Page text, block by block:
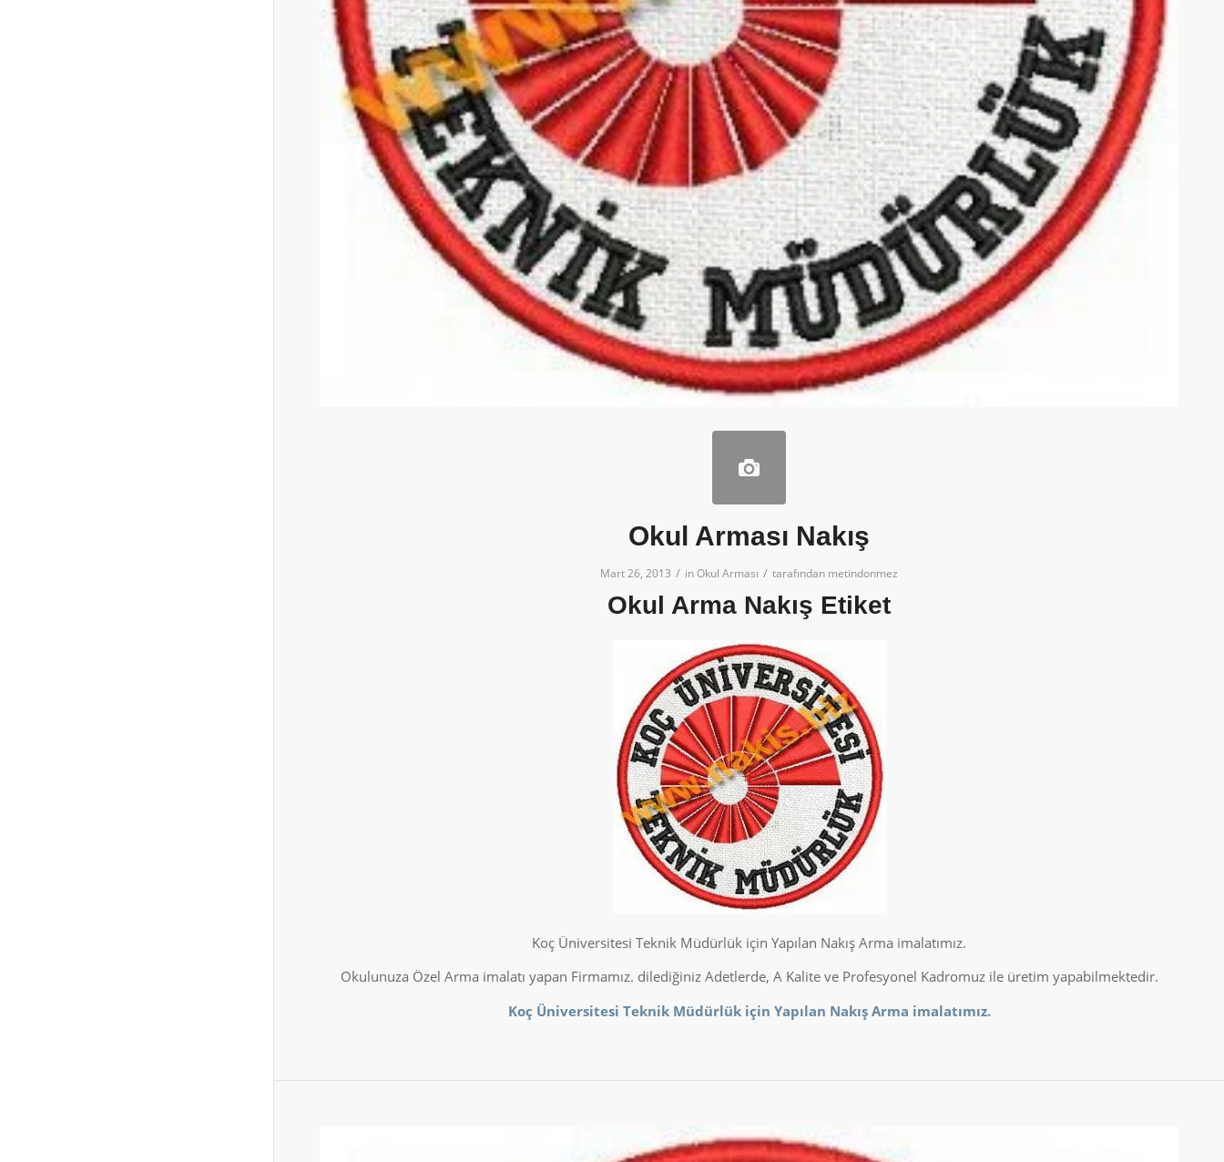
Okul Arması Nakış
Mart 26, 2013 / inOkul Arması / tarafından metindonmez
Okul Arma Nakış Etiket
Koç Üniversitesi Teknik Müdürlük için Yapılan Nakış Arma imalatımız.
Okulunuza Özel Arma imalatı yapan Firmamız. dilediğiniz Adetlerde, A Kalite ve Profesyonel Kadromuz ile üretim yapabilmektedir.
Koç Üniversitesi Teknik Müdürlük için Yapılan Nakış Arma imalatımız.